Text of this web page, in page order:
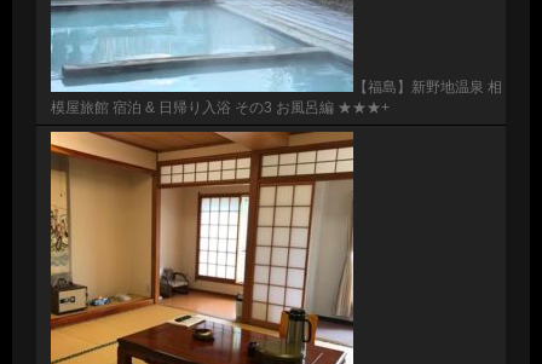
【福島】新野地温泉 相
模屋旅館 宿泊 & 日帰り入浴 その3 お風呂編 ★★★+